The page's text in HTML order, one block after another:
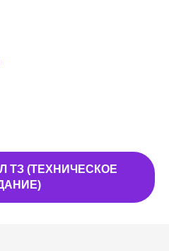
ТЗ (ТЕХНИЧЕСКОЕ